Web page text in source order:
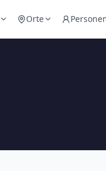
Orte